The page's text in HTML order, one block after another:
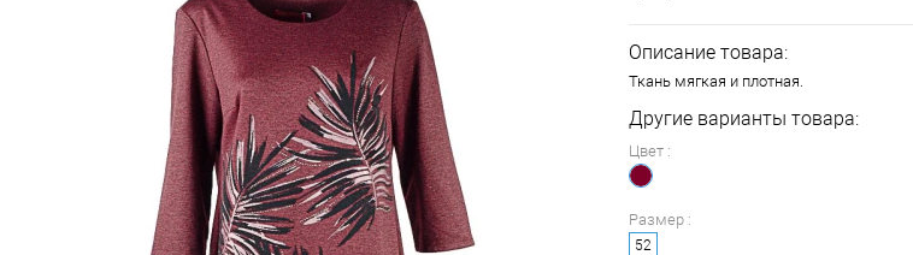
Описание товара:
Ткань мягкая и плотная.
Другие варианты товара:
Цвет :
Размер :
52